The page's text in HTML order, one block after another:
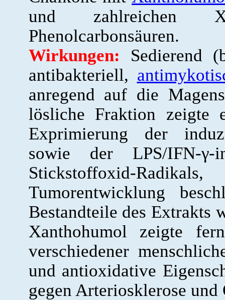
und zahlreichen
Phenolcarbonsäuren.
Wirkungen: Sedierend
antibakteriell,
anregend auf die
lösliche Fraktion zeigte
Exprimierung der
sowie der LPS/IFN-
Stickstoffoxid-
Tumorentwicklung
Bestandteile des Extrakts
Xanthohumol zeigte
verschiedener
und antioxidative
gegen Arteriosklerose und